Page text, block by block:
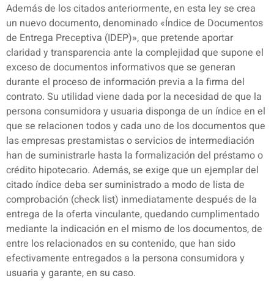
Además de los citados anteriormente, en esta ley se crea
un nuevo documento, denominado «Índice de Documentos
de Entrega Preceptiva (IDEP)», que pretende aportar
claridad y transparencia ante la complejidad que supone el
exceso de documentos informativos que se generan
durante el proceso de información previa a la firma del
contrato. Su utilidad viene dada por la necesidad de que la
persona consumidora y usuaria disponga de un índice en el
que se relacionen todos y cada uno de los documentos que
las empresas prestamistas o servicios de intermediación
han de suministrarle hasta la formalización del préstamo o
crédito hipotecario. Además, se exige que un ejemplar del
citado índice deba ser suministrado a modo de lista de
comprobación (check list) inmediatamente después de la
entrega de la oferta vinculante, quedando cumplimentado
mediante la indicación en el mismo de los documentos, de
entre los relacionados en su contenido, que han sido
efectivamente entregados a la persona consumidora y
usuaria y garante, en su caso.